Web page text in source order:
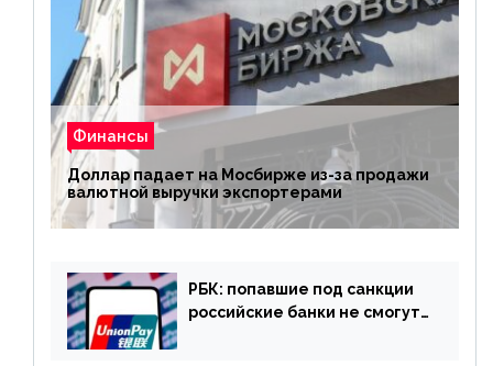
Финансы
Доллар падает на Мосбирже из-за продажи
валютной выручки экспортерами
РБК: попавшие под санкции
российские банки не смогут